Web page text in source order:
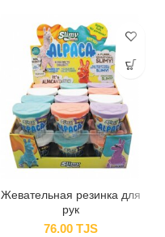
Жевательная резинка для
рук
76.00 TJS